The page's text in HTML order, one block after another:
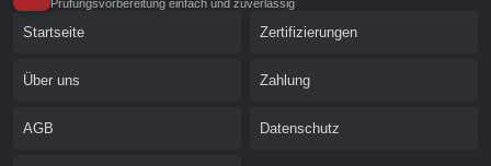
Prüfungsvorbereitung einfach und zuverlässig
Startseite Zertifizierungen
Über uns Zahlung
AGB Datenschutz